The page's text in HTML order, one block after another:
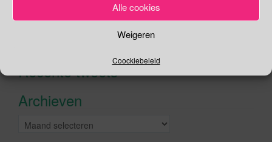
Alle cookies
Weigeren
Coockiebeleid
Zoeken
Recente tweets
Archieven
Archieven